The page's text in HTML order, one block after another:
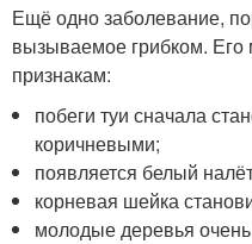
Ещё одно заболевание,
вызываемое грибком. Его
признакам:
побеги туи сначала
коричневыми;
появляется белый
корневая шейка
молодые деревья